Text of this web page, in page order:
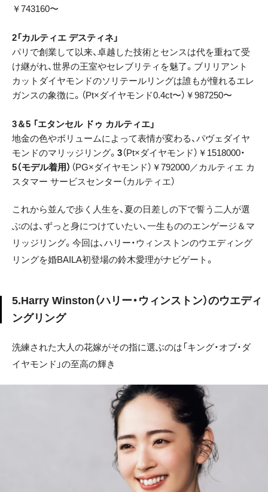
￥743160〜
2「カルティエ デスティネ」
パリで創業して以来、卓越した技術とセンスは代を重ねて受
け継がれ、世界の王室やセレブリティを魅了。ブリリアント
カットダイヤモンドのソリテールリングは誰もが憧れるエレ
ガンスの象徴に。（Pt×ダイヤモンド0.4ct〜）￥987250〜
3＆5 「エタンセル ドゥ カルティエ」
地金の色やボリュームによって表情が変わる、パヴェダイヤ
モンドのマリッジリング。 3（Pt×ダイヤモンド）￥1518000・
5（モデル着用） （PG×ダイヤモンド）￥792000／カルティエ カ
スタマー サービスセンター（カルティエ）
これから並んで歩く人生を、夏の日差しの下で誓う二人が選
ぶのは、ずっと身につけていたい、一生もののエンゲージ＆マ
リッジリング。今回は、ハリー・ウィンストンのウエディング
リングを婚BAILA初登場の鈴木愛理がナビゲート。
5.Harry Winston（ハリー・ウィンストン）のウエディ
ングリング
洗練された大人の花嫁がその指に選ぶのは「キング・オブ・ダ
イヤモンド」の至高の輝き